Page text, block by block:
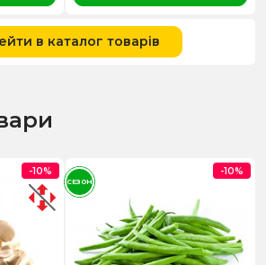
в каталог товарів
-10% -10%
СЕЗОН